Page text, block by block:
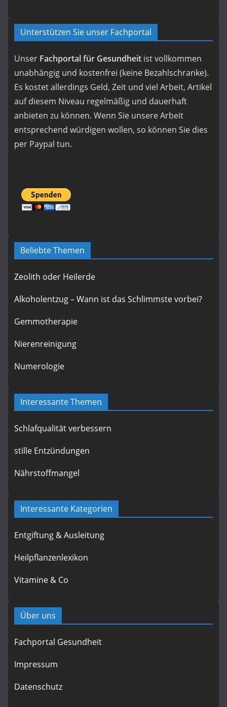
Unterstützen Sie unser Fachportal
Unser Fachportal für Gesundheit ist vollkommen
unabhängig und kostenfrei (keine Bezahlschranke).
Es kostet allerdings Geld, Zeit und viel Arbeit, Artikel
auf diesem Niveau regelmäßig und dauerhaft
anbieten zu können. Wenn Sie unsere Arbeit
entsprechend würdigen wollen, so können Sie dies
per Paypal tun.
Beliebte Themen
Zeolith oder Heilerde
Alkoholentzug – Wann ist das Schlimmste vorbei?
Gemmotherapie
Nierenreinigung
Numerologie
Interessante Themen
Schlafqualität verbessern
stille Entzündungen
Nährstoffmangel
Interessante Kategorien
Entgiftung & Ausleitung
Heilpflanzenlexikon
Vitamine & Co
Über uns
Fachportal Gesundheit
Impressum
Datenschutz